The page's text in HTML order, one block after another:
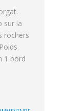
sur la
rochers
1 bord